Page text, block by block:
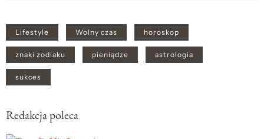
Lifestyle Wolny czas horoskop
znaki zodiaku pieniądze astrologia
sukces
Redakcja poleca